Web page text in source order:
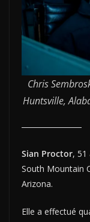
Chris
Huntsville,
Sian Proctor, 51
South Mountain
Arizona.
Elle a effectué